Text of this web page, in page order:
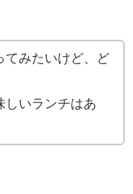
てみたいけど、ど
しいランチはあ